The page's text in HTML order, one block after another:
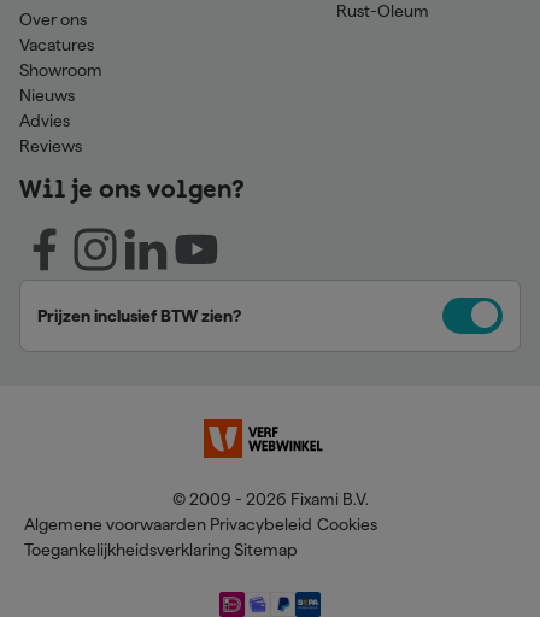
Over ons
Vacatures
Showroom
Nieuws
Advies
Reviews
Rust-Oleum
Wil je ons volgen?
Prijzen inclusief BTW zien?
© 2009 - 2026 Fixami B.V.
Algemene voorwaarden Privacybeleid Cookies
Toegankelijkheidsverklaring Sitemap